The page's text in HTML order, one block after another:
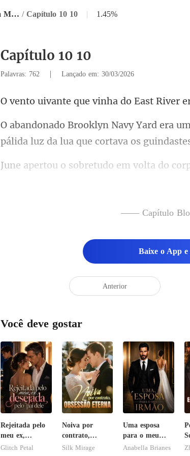
Enquanto Eu Sangrava Até a Morte, Ele Acendia Lanternas Para Ela / Capítulo 10 10 | 1.45%
Capítulo 10 10
Palavras: 762 | Lançado em: 30/03/2026
e vinha do East Ri
pálida luz da
—— Capítulo
Baixe o App e
Anterior
Você deve gostar
Rejeitada pelo
meu ex,
desejada pelo
Glitch Petal
Noiva por
contrato,
obsessão eterna
Silk Mirage
Uma esposa
para o meu
irmão
Anabella Brianes